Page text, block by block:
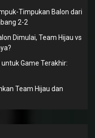
Timpukan Balon dari
2-2
Dimulai, Team Hijau vs
Game Terakhir:
Team Hijau dan